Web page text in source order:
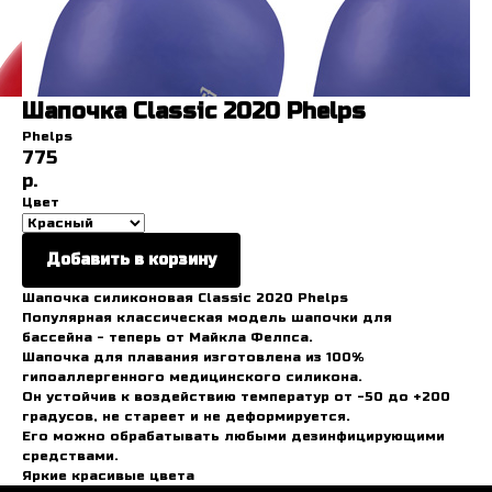
Шапочка Classic 2020 Phelps
Phelps
775
р.
Цвет
Добавить в корзину
Шапочка силиконовая Classic 2020 Phelps
Популярная классическая модель шапочки для
бассейна - теперь от Майкла Фелпса.
Шапочка для плавания изготовлена из 100%
гипоаллергенного медицинского силикона.
Он устойчив к воздействию температур от -50 до +200
градусов, не стареет и не деформируется.
Его можно обрабатывать любыми дезинфицирующими
средствами.
Яркие красивые цвета